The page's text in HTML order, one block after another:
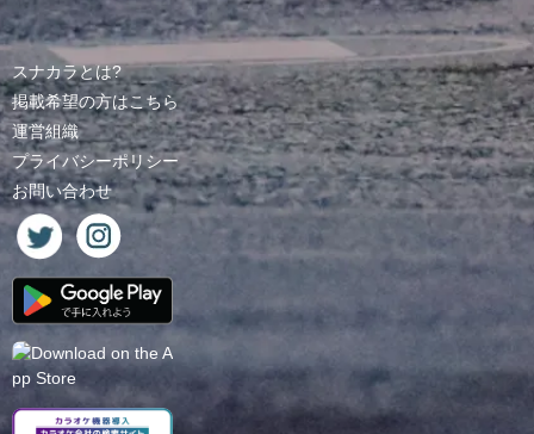
スナカラとは?
掲載希望の方はこちら
運営組織
プライバシーポリシー
お問い合わせ